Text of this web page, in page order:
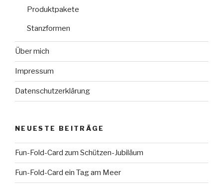
Produktpakete
Stanzformen
Über mich
Impressum
Datenschutzerklärung
NEUESTE BEITRÄGE
Fun-Fold-Card zum Schützen-Jubiläum
Fun-Fold-Card ein Tag am Meer